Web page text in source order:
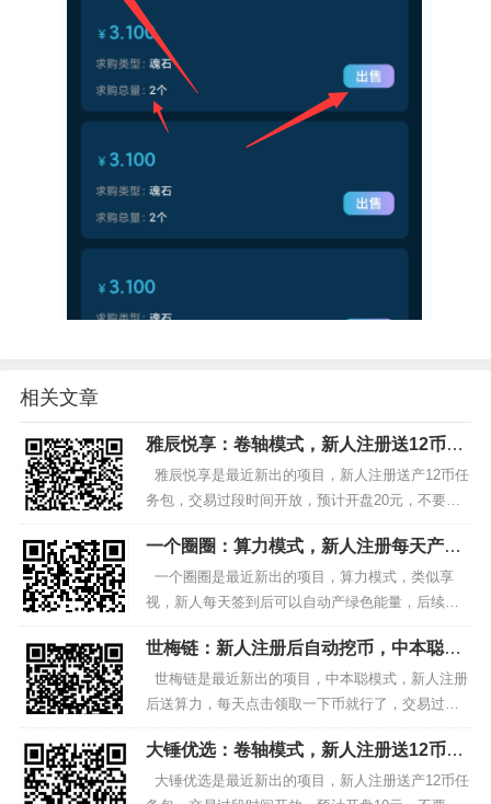
相关文章
雅辰悦享：卷轴模式，新人注册送12币任
务包，预计开盘20元
雅辰悦享是最近新出的项目，新人注册送产12币任
务包，交易过段时间开放，预计开盘20元，不要投
资，零撸就好。 1.手机浏览器打开扫一扫：注册雅
辰悦享，下载安装登入后，点击我的-...
一个圈圈：算力模式，新人注册每天产绿
色能量，后续可提现
一个圈圈是最近新出的项目，算力模式，类似享
视，新人每天签到后可以自动产绿色能量，后续可
以交易可提现，不要投资，零撸就好。 1.手机浏览
器打开扫一扫（2025.10.9更新二维...
世梅链：新人注册后自动挖币，中本聪模
式，变现几率大
世梅链是最近新出的项目，中本聪模式，新人注册
后送算力，每天点击领取一下币就行了，交易过段
时间开放，先挖着就行。 1.手机浏览器打开扫一
扫：注册世梅链，下载安装登入后，点击我的-...
大锤优选：卷轴模式，新人注册送12币任
务包，预计开盘10元
大锤优选是最近新出的项目，新人注册送产12币任